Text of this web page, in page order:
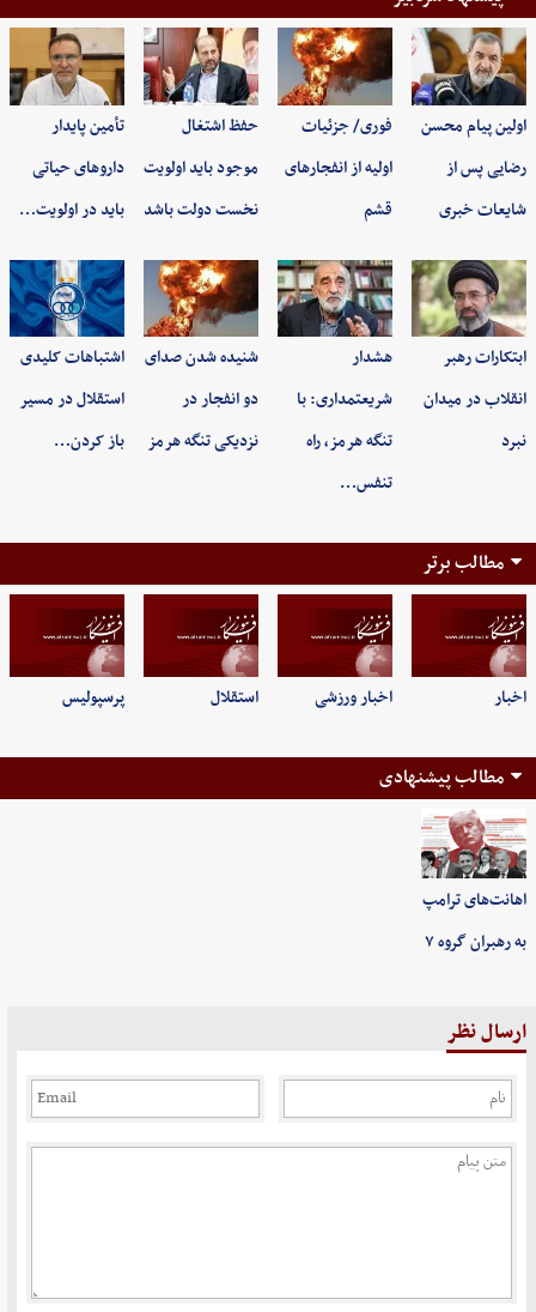
اولین پیام محسن
رضایی پس از
شایعات خبری
فوری/ جزئیات
اولیه از انفجارهای
قشم
حفظ اشتغال
موجود باید اولویت
نخست دولت باشد
تأمین پایدار
داروهای حیاتی
باید در اولویت…
ابتکارات رهبر
انقلاب در میدان
نبرد
هشدار
شریعتمداری: با
تنگه هرمز، راه
تنفس…
شنیده شدن صدای
دو انفجار در
نزدیکی تنگه هرمز
اشتباهات کلیدی
استقلال در مسیر
باز کردن…
مطالب برتر
اخبار اخبار ورزشی استقلال پرسپولیس
مطالب پیشنهادی
اهانت‌های ترامپ
به رهبران گروه ۷
ارسال نظر